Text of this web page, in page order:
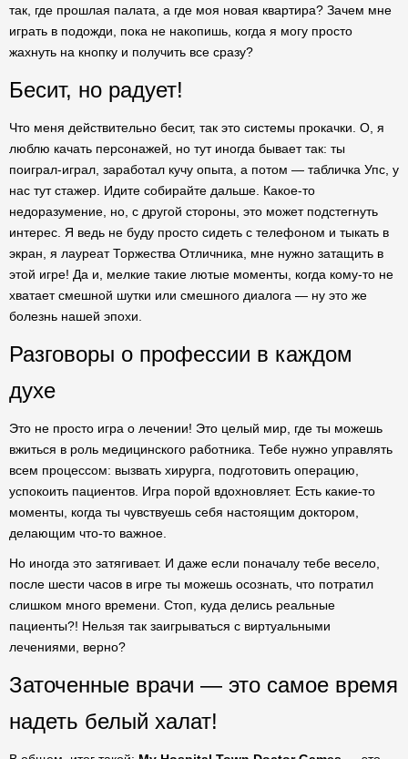
так, где прошлая палата, а где моя новая квартира? Зачем мне
играть в подожди, пока не накопишь, когда я могу просто
жахнуть на кнопку и получить все сразу?
Бесит, но радует!
Что меня действительно бесит, так это системы прокачки. О, я
люблю качать персонажей, но тут иногда бывает так: ты
поиграл-играл, заработал кучу опыта, а потом — табличка Упс, у
нас тут стажер. Идите собирайте дальше. Какое-то
недоразумение, но, с другой стороны, это может подстегнуть
интерес. Я ведь не буду просто сидеть с телефоном и тыкать в
экран, я лауреат Торжества Отличника, мне нужно затащить в
этой игре! Да и, мелкие такие лютые моменты, когда кому-то не
хватает смешной шутки или смешного диалога — ну это же
болезнь нашей эпохи.
Разговоры о профессии в каждом
духе
Это не просто игра о лечении! Это целый мир, где ты можешь
вжиться в роль медицинского работника. Тебе нужно управлять
всем процессом: вызвать хирурга, подготовить операцию,
успокоить пациентов. Игра порой вдохновляет. Есть какие-то
моменты, когда ты чувствуешь себя настоящим доктором,
делающим что-то важное.
Но иногда это затягивает. И даже если поначалу тебе весело,
после шести часов в игре ты можешь осознать, что потратил
слишком много времени. Стоп, куда делись реальные
пациенты?! Нельзя так заигрываться с виртуальными
лечениями, верно?
Заточенные врачи — это самое время
надеть белый халат!